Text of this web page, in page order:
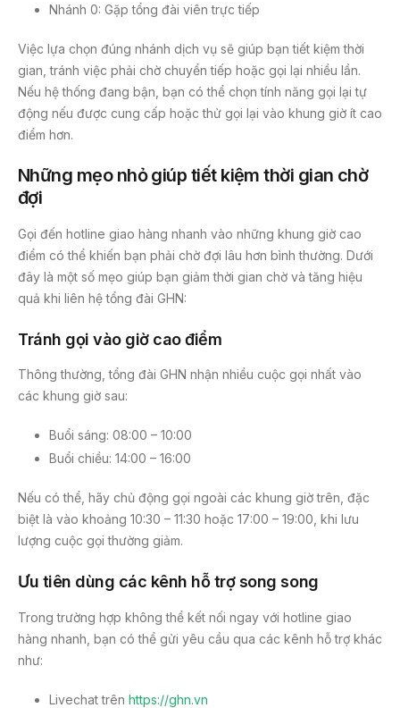
Nhánh 0: Gặp tổng đài viên trực tiếp
Việc lựa chọn đúng nhánh dịch vụ sẽ giúp bạn tiết kiệm thời
gian, tránh việc phải chờ chuyển tiếp hoặc gọi lại nhiều lần.
Nếu hệ thống đang bận, bạn có thể chọn tính năng gọi lại tự
động nếu được cung cấp hoặc thử gọi lại vào khung giờ ít cao
điểm hơn.
Những mẹo nhỏ giúp tiết kiệm thời gian chờ
đợi
Gọi đến hotline giao hàng nhanh vào những khung giờ cao
điểm có thể khiến bạn phải chờ đợi lâu hơn bình thường. Dưới
đây là một số mẹo giúp bạn giảm thời gian chờ và tăng hiệu
quả khi liên hệ tổng đài GHN:
Tránh gọi vào giờ cao điểm
Thông thường, tổng đài GHN nhận nhiều cuộc gọi nhất vào
các khung giờ sau:
Buổi sáng: 08:00 – 10:00
Buổi chiều: 14:00 – 16:00
Nếu có thể, hãy chủ động gọi ngoài các khung giờ trên, đặc
biệt là vào khoảng 10:30 – 11:30 hoặc 17:00 – 19:00, khi lưu
lượng cuộc gọi thường giảm.
Ưu tiên dùng các kênh hỗ trợ song song
Trong trường hợp không thể kết nối ngay với hotline giao
hàng nhanh, bạn có thể gửi yêu cầu qua các kênh hỗ trợ khác
như:
Livechat trên https://ghn.vn